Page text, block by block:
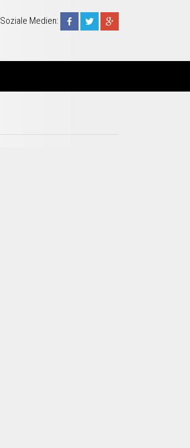
Soziale Medien: